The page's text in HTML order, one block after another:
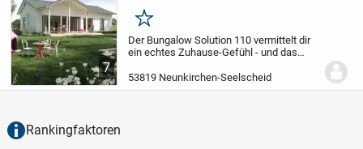
7
Merken
Der Bungalow Solution 110 vermittelt dir
ein echtes Zuhause-Gefühl - und das
möchtest, kannst du dich zudem für einen
Keller entscheiden. In nur wenigen...
53819 Neunkirchen-Seelscheid
Rankingfaktoren